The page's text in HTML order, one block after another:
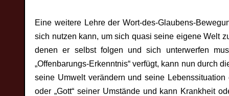
Eine weitere Lehre der Wort-des-Glaubens-
sich nutzen kann, um sich quasi seine eigene Welt
denen er selbst folgen und sich unterwerfen
„Offenbarungs-Erkenntnis“ verfügt, kann nun durch
seine Umwelt verändern und seine
oder „Gott“ seiner Umstände und kann Krankheit